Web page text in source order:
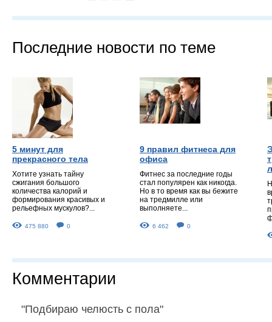
Последние новости по теме
5 минут для
прекрасного тела
Хотите узнать тайну
сжигания большого
количества калорий и
формирования красивых и
рельефных мускулов?...
475 880 0
9 правил фитнеса для
офиса
Фитнес за последние годы
стал популярен как никогда.
Но в то время как вы бежите
на тредмилле или
выполняете...
6 462 0
Комментарии
"Подбираю челюсть с пола"